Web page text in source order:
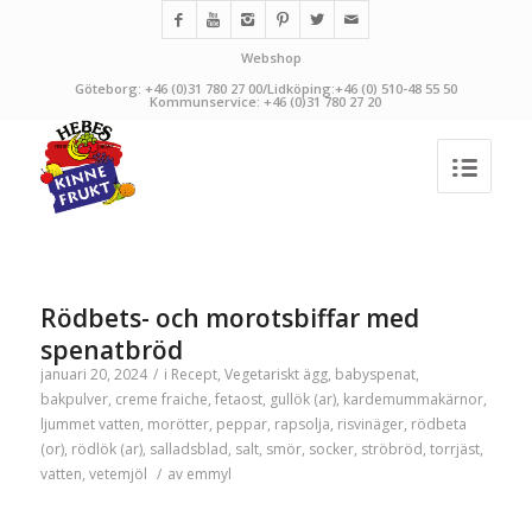
Webshop
Göteborg: +46 (0)31 780 27 00/Lidköping:+46 (0) 510-48 55 50
Kommunservice: +46 (0)31 780 27 20
Rödbets- och morotsbiffar med
spenatbröd
januari 20, 2024 / i Recept, Vegetariskt ägg, babyspenat,
bakpulver, creme fraiche, fetaost, gullök (ar), kardemummakärnor,
ljummet vatten, morötter, peppar, rapsolja, risvinäger, rödbeta
(or), rödlök (ar), salladsblad, salt, smör, socker, ströbröd, torrjäst,
vatten, vetemjöl / av emmyl